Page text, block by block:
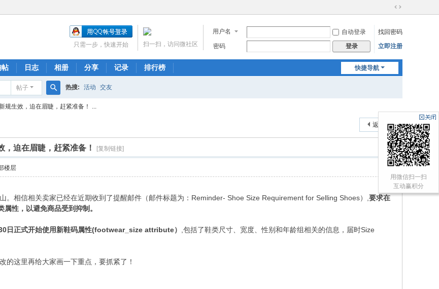
切
到
宽
用户名 自动登录
找回密码
密码
登录 立即注册
扫一扫，访问微社区
只需一步，快速开始
快捷导航
帖 日志 相册 分享 记录 排行榜
帖子
搜
热搜: 活动 交友
规生效，迫在眉睫，赶紧准备！ ...
返回列表
迫在眉睫，赶紧准备！ [复制链接]
楼层
。相信相关卖家已经在近期收到了提醒邮件（邮件标题为：Reminder- Shoe Size Requirement for Selling Shoes）, 要求在
性，以避免商品受到抑制。
日正式开始使用新鞋码属性(footwear_size attribute）
,包括了鞋类尺寸、宽度、性别和年龄组相关的信息，届时Size
的这里再给大家画一下重点，要抓紧了！
用微信扫一扫
互动赢积分